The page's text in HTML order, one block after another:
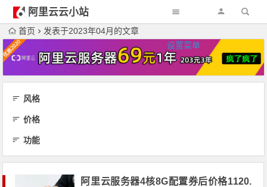
阿里云云小站
设置菜单
首页 发表于2023年04月的文章
风格
价格
功能
阿里云服务器4核8G配置券后价格1120.